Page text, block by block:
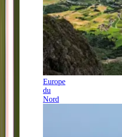
Europe
du
Nord